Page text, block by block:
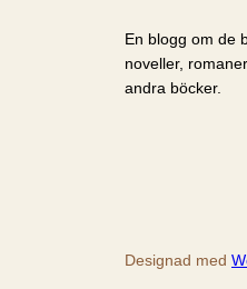
En blogg om de
noveller,
andra böcker.
Designad med